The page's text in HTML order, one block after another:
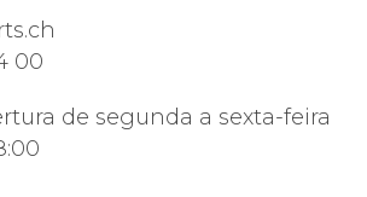
00
de segunda a sexta-feira